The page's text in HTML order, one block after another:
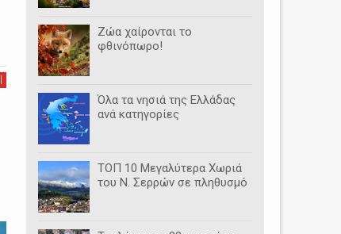
Ζώα χαίρονται το
φθινόπωρο!
Όλα τα νησιά της Ελλάδας
ανά κατηγορίες
ΤΟΠ 10 Μεγαλύτερα Χωριά
του Ν. Σερρών σε πληθυσμό